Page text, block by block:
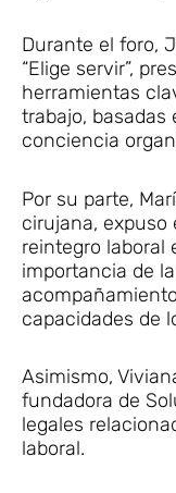
Durante el foro,
“Elige servir”,
herramientas
trabajo, basadas
conciencia
Por su parte,
cirujana, expuso
reintegro laboral
importancia de
capacidades de
Asimismo,
fundadora de
legales
laboral.